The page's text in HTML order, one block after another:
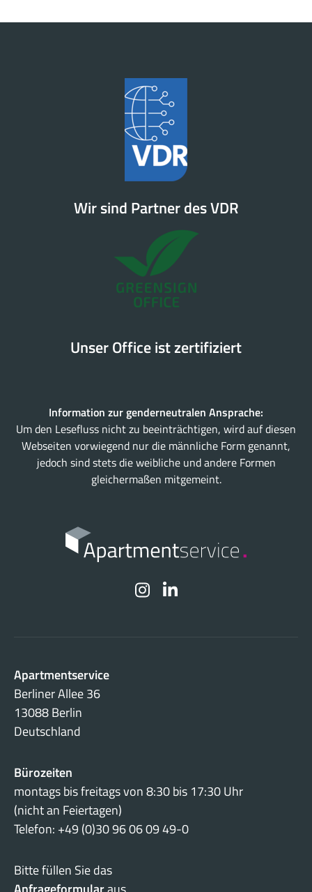
Wir sind Partner des VDR
Unser Office ist zertifiziert
Information zur genderneutralen Ansprache:
Um den Lesefluss nicht zu beeinträchtigen, wird auf diesen
Webseiten vorwiegend nur die männliche Form genannt,
jedoch sind stets die weibliche und andere Formen
gleichermaßen mitgemeint.
Apartmentservice
Berliner Allee 36
13088 Berlin
Deutschland
Bürozeiten
montags bis freitags von 8:30 bis 17:30 Uhr
(nicht an Feiertagen)
Telefon: +49 (0)30 96 06 09 49-0
Bitte füllen Sie das